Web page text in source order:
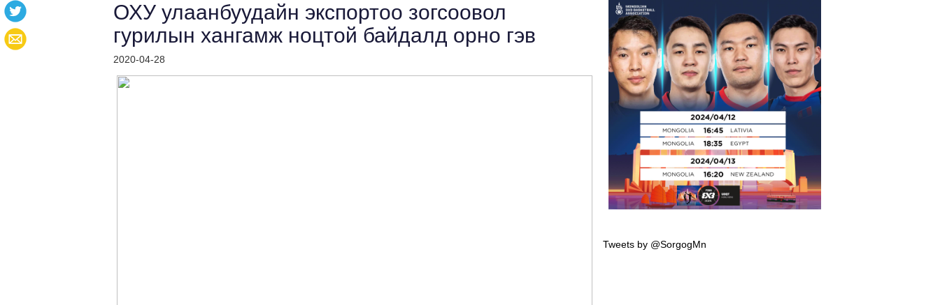
ОХУ улаанбуудайн экспортоо зогсоовол
гурилын хангамж ноцтой байдалд орно гэв
2020-04-28
Tweets by @SorgogMn